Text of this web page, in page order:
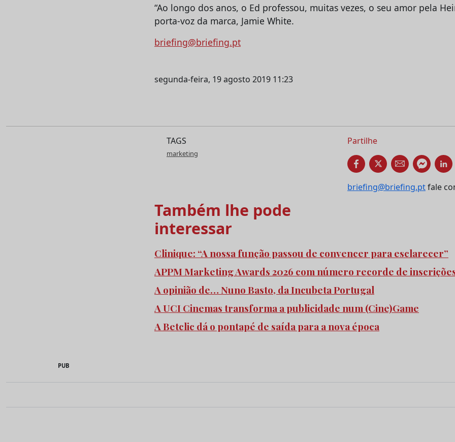
“Ao longo dos anos, o Ed professou, muitas vezes, o seu amor pela
porta-voz da marca, Jamie White.
briefing@briefing.pt
segunda-feira, 19 agosto 2019 11:23
TAGS
marketing
Partilhe
briefing@briefing.ptfale
Também lhe pode
interessar
Clinique: “A nossa função passou de convencer para esclarecer”
APPM Marketing Awards 2026 com número recorde de
A opinião de… Nuno Basto, da Incubeta Portugal
A UCI Cinemas transforma a publicidade num (Cine)Game
A Betclic dá o pontapé de saída para a nova época
PUB